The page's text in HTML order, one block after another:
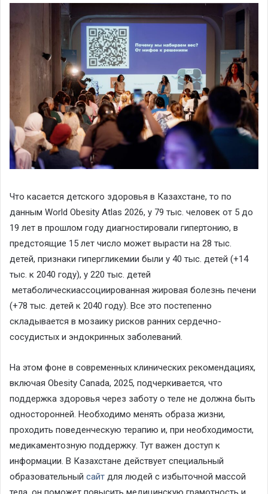
Что касается детского здоровья в Казахстане, то по
данным World Obesity Atlas 2026, у 79 тыс. человек от 5 до
19 лет в прошлом году диагностировали гипертонию, в
предстоящие 15 лет число может вырасти на 28 тыс.
детей, признаки гипергликемии были у 40 тыс. детей (+14
тыс. к 2040 году), у 220 тыс. детей
метаболическиассоциированная жировая болезнь печени
(+78 тыс. детей к 2040 году). Все это постепенно
складывается в мозаику рисков ранних сердечно-
сосудистых и эндокринных заболеваний.
На этом фоне в современных клинических рекомендациях,
включая Obesity Canada, 2025, подчеркивается, что
поддержка здоровья через заботу о теле не должна быть
односторонней. Необходимо менять образа жизни,
проходить поведенческую терапию и, при необходимости,
медикаментозную поддержку. Тут важен доступ к
информации. В Казахстане действует специальный
образовательный сайт для людей с избыточной массой